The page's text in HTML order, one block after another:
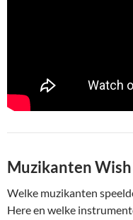
Muzikanten
Welke muzikanten
Here en welke